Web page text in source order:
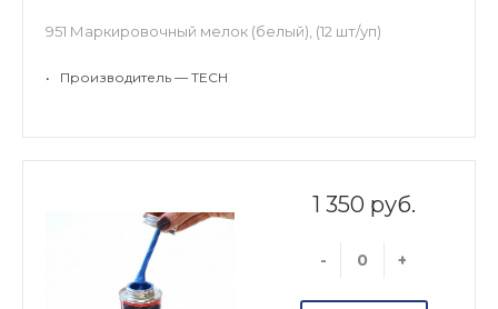
951 Маркировочный мелок (белый), (12 шт/уп)
• Производитель — TECH
1 350 руб.
- +